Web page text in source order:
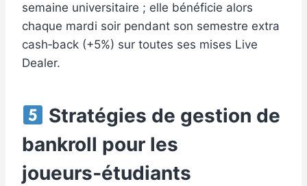
semaine universitaire ; elle bénéficie alors
chaque mardi soir pendant son semestre extra
cash‑back (+5%) sur toutes ses mises Live
Dealer.
Stratégies de gestion de
bankroll pour les
joueurs‑étudiants